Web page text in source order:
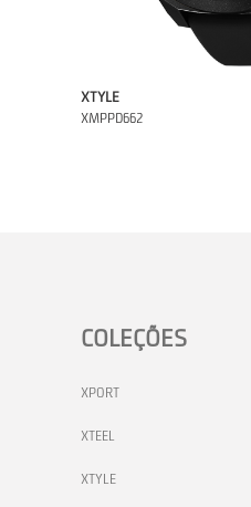
XTYLE
XMPPD662
COLEÇÕES
XPORT
XTEEL
XTYLE